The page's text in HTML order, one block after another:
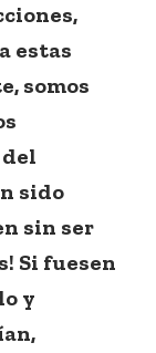
estas
somos
sido
sin ser
Si fuesen
y